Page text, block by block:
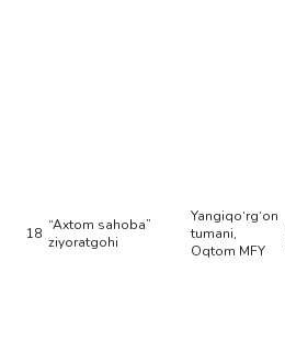
18 “Axtom sahoba”
ziyoratgohi
Yangiqo‘rg‘on
tumani,
Oqtom MFY